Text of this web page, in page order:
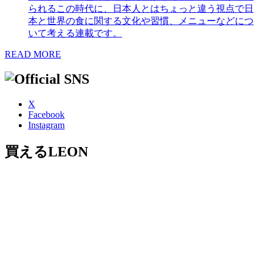
られるこの時代に、日本人とはちょっと違う視点で日
本と世界の食に関する文化や習慣、メニューなどにつ
いて考える連載です。
READ MORE
X
Facebook
Instagram
買えるLEON